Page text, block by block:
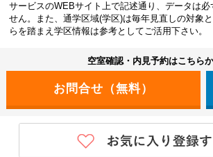
サービスのWEBサイト上で記述通り、データは必
せん。また、通学区域(学区)は毎年見直しの対象
らを踏まえ学区情報は参考としてご活用下さい。
空室確認・内見予約はこちら